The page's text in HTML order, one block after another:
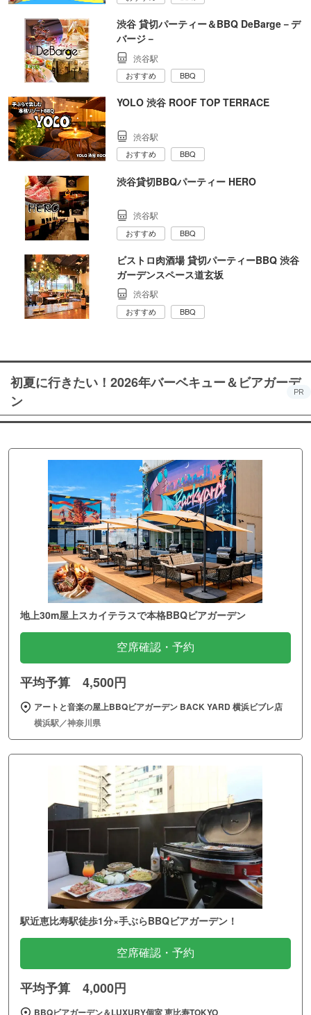
渋谷 貸切パーティー＆BBQ DeBarge－デ
バージ－
渋谷駅
おすすめ BBQ
YOLO 渋谷 ROOF TOP TERRACE
渋谷駅
おすすめ BBQ
渋谷貸切BBQパーティー HERO
渋谷駅
おすすめ BBQ
ビストロ肉酒場 貸切パーティーBBQ 渋谷
ガーデンスペース道玄坂
渋谷駅
おすすめ BBQ
初夏に行きたい！2026年バーベキュー＆ビアガーデ
ン
PR
地上30m屋上スカイテラスで本格BBQビアガーデン
空席確認・予約
平均予算 4,500円
アートと音楽の屋上BBQビアガーデン BACK YARD 横浜ビブレ店
横浜駅／神奈川県
駅近恵比寿駅徒歩1分×手ぶらBBQビアガーデン！
空席確認・予約
平均予算 4,000円
BBQビアガーデン＆LUXURY個室 恵比寿TOKYO